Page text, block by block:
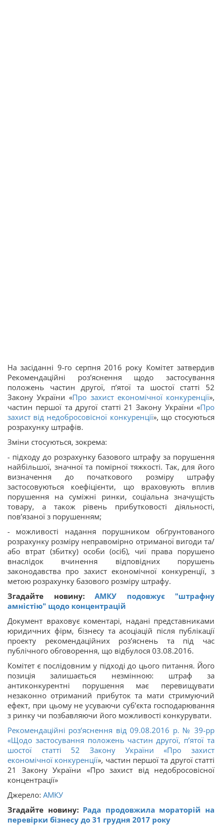
На засіданні 9-го серпня 2016 року Комітет затвердив
Рекомендаційні роз’яснення щодо застосування
положень частин другої, п’ятої та шостої статті 52
Закону України «Про захист економічної конкуренції»,
частин першої та другої статті 21 Закону України «Про
захист від недобросовісної конкуренції», що стосуються
розрахунку штрафів.
Зміни стосуються, зокрема:
- підходу до розрахунку базового штрафу за порушення
найбільшої, значної та помірної тяжкості. Так, для його
визначення до початкового розміру штрафу
застосовуються коефіцієнти, що враховують вплив
порушення на суміжні ринки, соціальна значущість
товару, а також рівень прибутковості діяльності,
пов’язаної з порушенням;
- можливості надання порушником обґрунтованого
розрахунку розміру неправомірно отриманої вигоди та/
або втрат (збитку) особи (осіб), чиї права порушено
внаслідок вчинення відповідних порушень
законодавства про захист економічної конкуренції, з
метою розрахунку базового розміру штрафу.
Згадайте новину: АМКУ подовжує "штрафну
амністію" щодо концентрацій
Документ враховує коментарі, надані представниками
юридичних фірм, бізнесу та асоціацій після публікації
проекту рекомендаційних роз’яснень та під час
публічного обговорення, що відбулося 03.08.2016.
Комітет є послідовним у підході до цього питання. Його
позиція залишається незмінною: штраф за
антиконкурентні порушення має перевищувати
незаконно отриманий прибуток та мати стримуючий
ефект, при цьому не усуваючи суб’єкта господарювання
з ринку чи позбавляючи його можливості конкурувати.
Рекомендаційні роз’яснення від 09.08.2016 р. № 39-рр
«Щодо застосування положень частин другої, п’ятої та
шостої статті 52 Закону України «Про захист
економічної конкуренції», частин першої та другої статті
21 Закону України «Про захист від недобросовісної
концентрації»
Джерело: АМКУ
Згадайте новину: Рада продовжила мораторій на
перевірки бізнесу до 31 грудня 2017 року